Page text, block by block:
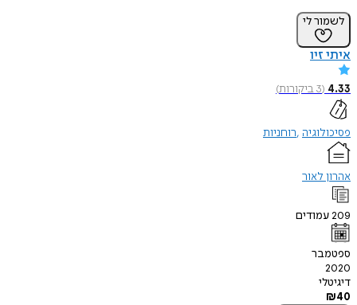
לשמור לי
איתי זיו
4.33
(
3ביקורות)
פסיכולוגיה רוחניות
אהרון לאור
209עמודים
ספטמבר
2020
דיגיטלי
₪40